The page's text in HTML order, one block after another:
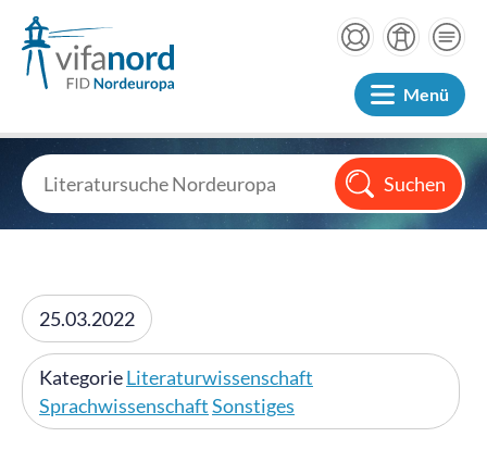
Menü
25.03.2022
KategorieLiteraturwissenschaft
SprachwissenschaftSonstiges